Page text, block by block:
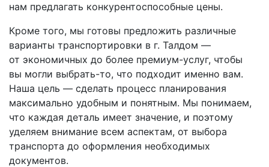
нам предлагать конкурентоспособные цены.
Кроме того, мы готовы предложить различные
варианты транспортировки в г. Талдом —
от экономичных до более премиум-услуг, чтобы
вы могли выбрать-то, что подходит именно вам.
Наша цель — сделать процесс планирования
максимально удобным и понятным. Мы понимаем,
что каждая деталь имеет значение, и поэтому
уделяем внимание всем аспектам, от выбора
транспорта до оформления необходимых
документов.